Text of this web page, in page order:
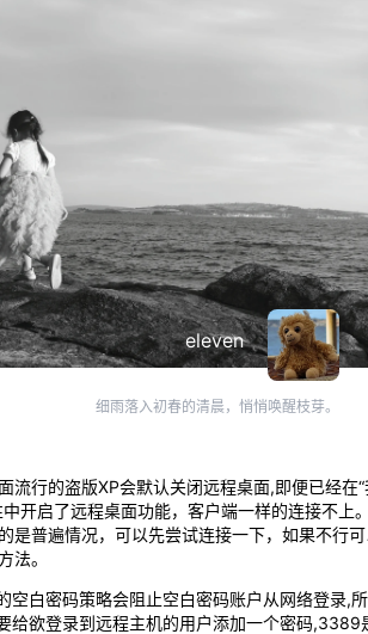
eleven
细雨落入初春的清晨，悄悄唤醒枝芽。
流行的盗版XP会默认关闭远程桌面,即便已经在
中开启了远程桌面功能，客户端一样的连接不上
是普遍情况，可以先尝试连接一下，如果不行
法。
空白密码策略会阻止空白密码账户从网络登录,
给欲登录到远程主机的用户添加一个密码,3389